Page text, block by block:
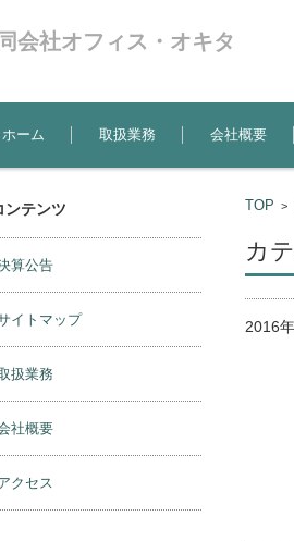
会社オフィス・オキタ
ンツに移動
ホーム
取扱業務 会社概要
TOP >
カ
2016
ンテンツ
算公告
イトマップ
扱業務
社概要
クセス